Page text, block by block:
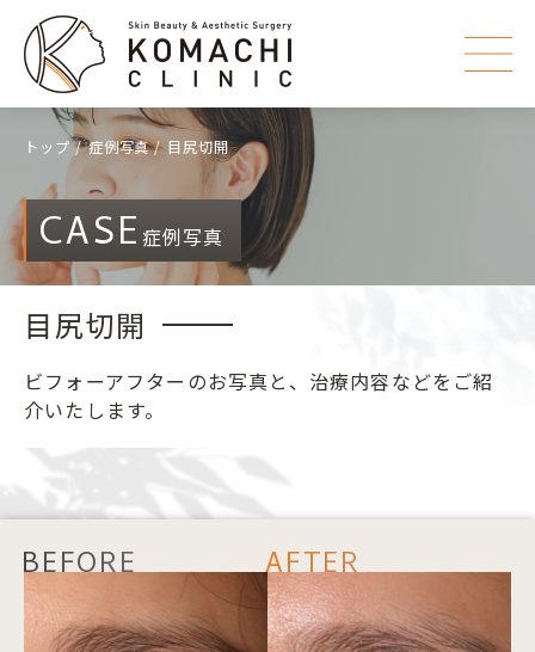
トップ 症例写真 目尻切開
CASE 症例写真
目尻切開
ビフォーアフターのお写真と、治療内容などをご紹
介いたします。
BEFORE AFTER